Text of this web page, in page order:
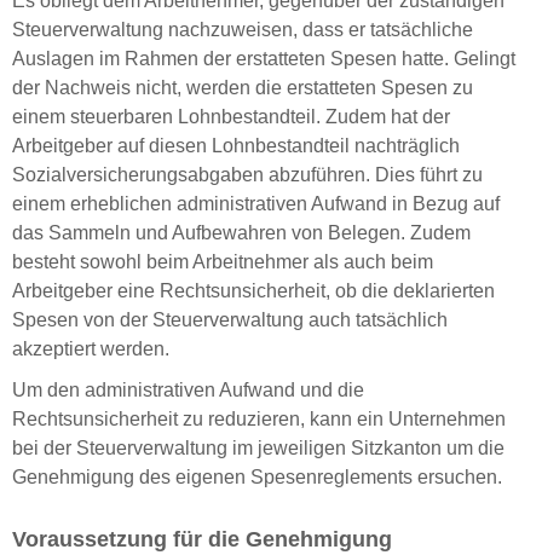
Steuerverwaltung nachzuweisen, dass er tatsächliche
Auslagen im Rahmen der erstatteten Spesen hatte. Gelingt
der Nachweis nicht, werden die erstatteten Spesen zu
einem steuerbaren Lohnbestandteil. Zudem hat der
Arbeitgeber auf diesen Lohnbestandteil nachträglich
Sozialversicherungsabgaben abzuführen. Dies führt zu
einem erheblichen administrativen Aufwand in Bezug auf
das Sammeln und Aufbewahren von Belegen. Zudem
besteht sowohl beim Arbeitnehmer als auch beim
Arbeitgeber eine Rechtsunsicherheit, ob die deklarierten
Spesen von der Steuerverwaltung auch tatsächlich
akzeptiert werden.
Um den administrativen Aufwand und die
Rechtsunsicherheit zu reduzieren, kann ein Unternehmen
bei der Steuerverwaltung im jeweiligen Sitzkanton um die
Genehmigung des eigenen Spesenreglements ersuchen.
Voraussetzung für die Genehmigung